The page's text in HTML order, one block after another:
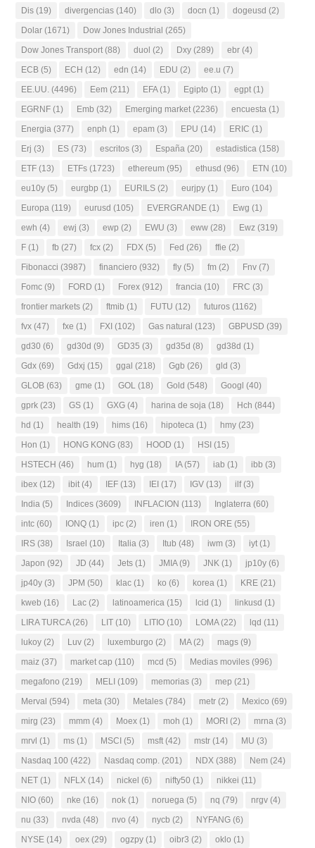
Dis (19) divergencias (140) dlo (3) docn (1) dogeusd (2)
Dolar (1671) Dow Jones Industrial (265)
Dow Jones Transport (88) duol (2) Dxy (289) ebr (4)
ECB (5) ECH (12) edn (14) EDU (2) ee.u (7)
EE.UU. (4496) Eem (211) EFA(1) Egipto (1) egpt (1)
EGRNF (1) Emb (32) Emerging market (2236) encuesta (1)
Energia (377) enph (1) epam (3) EPU (14) ERIC (1)
Erj (3) ES (73) escritos (3) España (20) estadistica (158)
ETF (13) ETFs (1723) ethereum (95) ethusd (96) ETN (10)
eu10y (5) eurgbp (1) EURILS (2) eurjpy (1) Euro (104)
Europa (119) eurusd (105) EVERGRANDE (1) Ewg (1)
ewh (4) ewj (3) ewp (2) EWU (3) eww (28) Ewz (319)
F (1) fb (27) fcx (2) FDX (5) Fed (26) ffie (2)
Fibonacci (3987) financiero (932) fly (5) fm (2) Fnv (7)
Fomc (9) FORD (1) Forex (912) francia (10) FRC (3)
frontier markets (2) ftmib (1) FUTU (12) futuros (1162)
fvx (47) fxe (1) FXI (102) Gas natural (123) GBPUSD (39)
gd30 (6) gd30d (9) GD35 (3) gd35d (8) gd38d (1)
Gdx (69) Gdxj (15) ggal (218) Ggb (26) gld (3)
GLOB (63) gme (1) GOL (18) Gold (548) Googl (40)
gprk (23) GS (1) GXG (4) harina de soja (18) Hch (844)
hd (1) health (19) hims (16) hipoteca (1) hmy (23)
Hon (1) HONG KONG (83) HOOD (1) HSI (15)
HSTECH (46) hum (1) hyg (18) IA(57) iab (1) ibb (3)
ibex (12) ibit (4) IEF (13) IEI (17) IGV (13) ilf(3)
India (5) Indices (3609) INFLACION (113) Inglaterra (60)
intc (60) IONQ (1) ipc (2) iren (1) IRON ORE (55)
IRS (38) Israel (10) Italia (3) Itub (48) iwm (3) iyt (1)
Japon (92) JD (44) Jets (1) JMIA(9) JNK (1) jp10y (6)
jp40y (3) JPM (50) klac (1) ko (6) korea (1) KRE (21)
kweb (16) Lac (2) latinoamerica (15) lcid (1) linkusd (1)
LIRA TURCA(26) LIT (10) LITIO (10) LOMA(22) lqd (11)
lukoy (2) Luv (2) luxemburgo (2) MA(2) mags (9)
maiz (37) market cap (110) mcd (5) Medias moviles (996)
megafono (219) MELI (109) memorias (3) mep (21)
Merval (594) meta (30) Metales (784) metr (2) Mexico (69)
mirg (23) mmm (4) Moex (1) moh (1) MORI (2) mrna (3)
mrvl (1) ms (1) MSCI (5) msft (42) mstr (14) MU (3)
Nasdaq 100 (422) Nasdaq comp. (201) NDX (388) Nem (24)
NET (1) NFLX (14) nickel (6) nifty50 (1) nikkei (11)
NIO (60) nke (16) nok (1) noruega (5) nq (79) nrgv (4)
nu (33) nvda (48) nvo (4) nycb (2) NYFANG (6)
NYSE (14) oex (29) ogzpy (1) oibr3 (2) oklo (1)